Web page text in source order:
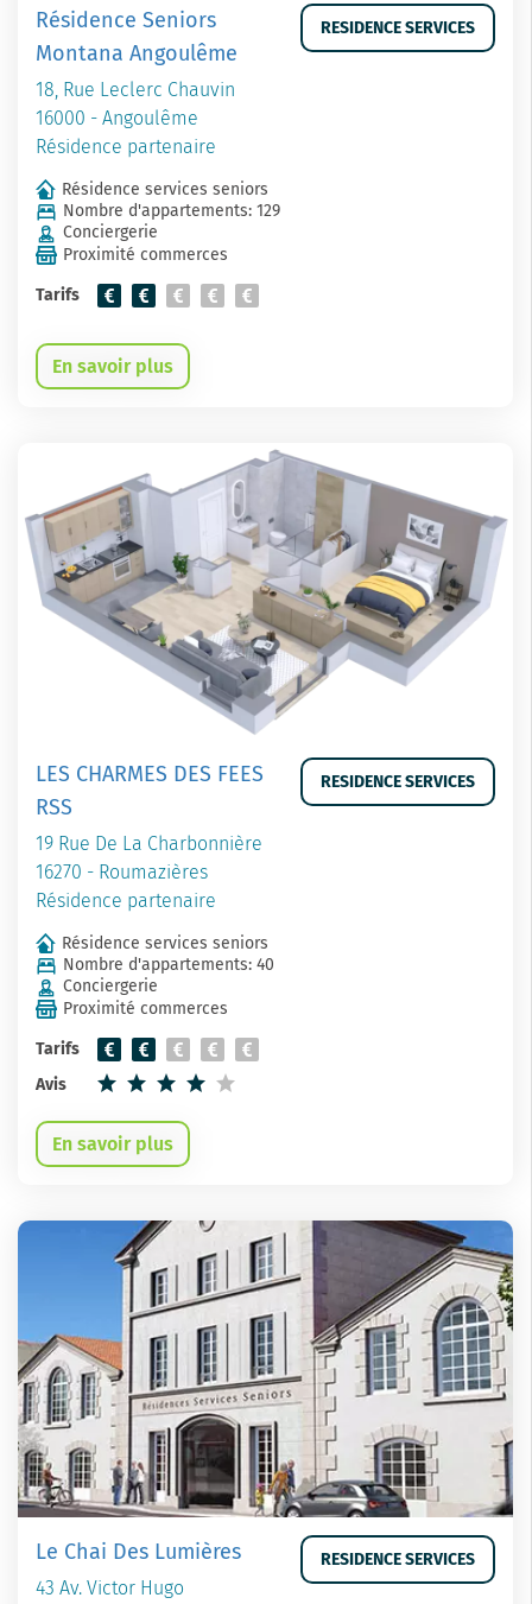
Résidence Seniors
Montana Angoulême
18, Rue Leclerc Chauvin
16000 - Angoulême
Résidence partenaire
RESIDENCE SERVICES
Résidence services seniors
Nombre d'appartements: 129
Conciergerie
Proximité commerces
Tarifs
En savoir plus
LES CHARMES DES FEES
RSS
19 Rue De La Charbonnière
16270 - Roumazières
Résidence partenaire
RESIDENCE SERVICES
Résidence services seniors
Nombre d'appartements: 40
Conciergerie
Proximité commerces
Tarifs
Avis
En savoir plus
Le Chai Des Lumières
43 Av. Victor Hugo
RESIDENCE SERVICES